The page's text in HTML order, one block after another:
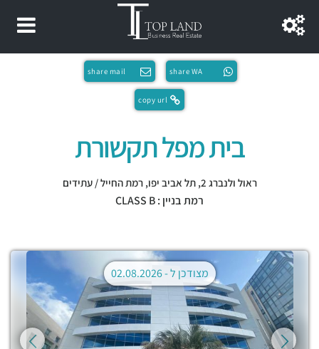
share WA
share mail
copy url
בית מפל תקשורת
ראול ולנברג 2, תל אביב יפו,רמת החייל / עתידים
רמת בניין : CLASS B
מצודכן ל -02.08.2026